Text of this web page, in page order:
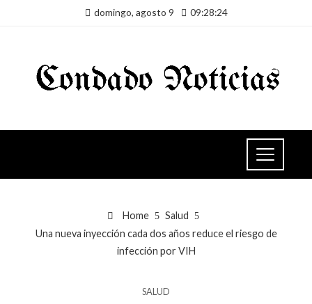
domingo, agosto 9 09:28:24
Home
Salud
Una nueva inyección cada dos años reduce el riesgo de
infección por VIH
SALUD